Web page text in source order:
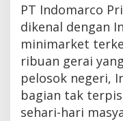
PT Indomarco
dikenal dengan
minimarket
ribuan gerai
pelosok negeri,
bagian tak
sehari-hari